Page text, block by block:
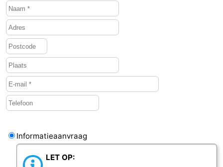
Informatieaanvraag
LET OP: